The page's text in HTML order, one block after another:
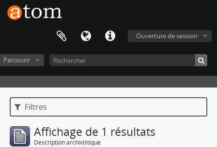
Ouverture de session
Parcourir
Filtres
Affichage de 1 résultats
Description archivistique